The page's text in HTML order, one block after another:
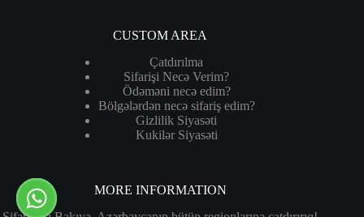
CUSTOM AREA
Çatdırılma
Sifarişi Necə Verim?
Ödəməni necə edim?
Bölgələrdən necə sifariş edim?
Gizlilik Siyasəti
Kukilər Siyasəti
MORE INFORMATION